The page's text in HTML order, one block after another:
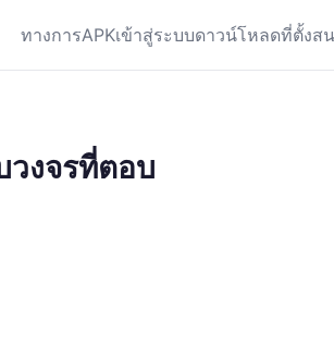
ทางการAPKเข้าสู่ระบบดาวน์โหลดที่ตั้งส
งจรที่ตอบ